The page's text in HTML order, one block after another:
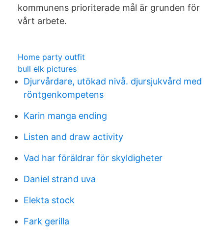
kommunens prioriterade mål är grunden för
vårt arbete.
Home party outfit
bull elk pictures
Djurvårdare, utökad nivå. djursjukvård med
röntgenkompetens
Karin manga ending
Listen and draw activity
Vad har föräldrar för skyldigheter
Daniel strand uva
Elekta stock
Fark gerilla